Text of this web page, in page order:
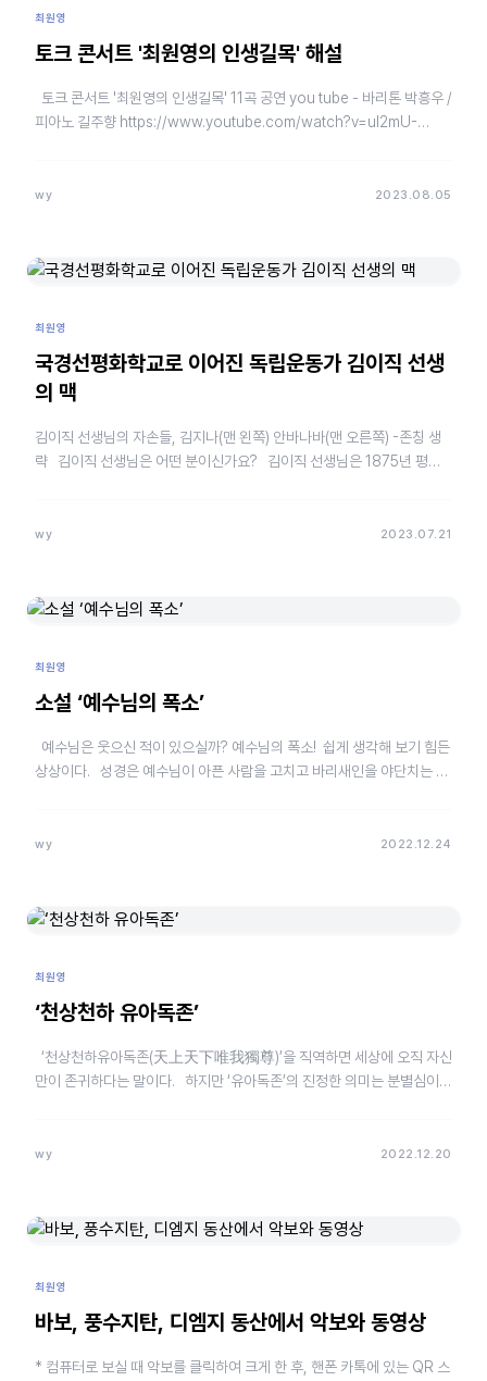
최원영
토크 콘서트 '최원영의 인생길목' 해설
토크 콘서트 '최원영의 인생길목' 11곡 공연 you tube - 바리톤 박흥우 /
피아노 길주향 https://www.youtube.com/watch?v=ul2mU-
wy 2023.08.05
최원영
국경선평화학교로 이어진 독립운동가 김이직 선생
의 맥
김이직 선생님의 자손들, 김지나(맨 왼쪽) 안바나바(맨 오른쪽) -존칭 생
략 김이직 선생님은 어떤 분이신가요? 김이직 선생님은 1875년 평안
wy 2023.07.21
최원영
소설 ‘예수님의 폭소’
예수님은 웃으신 적이 있으실까? 예수님의 폭소! 쉽게 생각해 보기 힘든
상상이다. 성경은 예수님이 아픈 사람을 고치고 바리새인을 야단치는 모
wy 2022.12.24
최원영
‘천상천하 유아독존’
‘천상천하유아독존(天上天下唯我獨尊)’을 직역하면 세상에 오직 자신
만이 존귀하다는 말이다. 하지만 ‘유아독존’의 진정한 의미는 분별심이
wy 2022.12.20
최원영
바보, 풍수지탄, 디엠지 동산에서 악보와 동영상
* 컴퓨터로 보실 때 악보를 클릭하여 크게 한 후, 핸폰 카톡에 있는 QR 스